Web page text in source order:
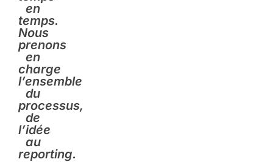
en
temps.
Nous
prenons
en
charge
l’ensemble
du
processus,
de
l’idée
au
reporting.